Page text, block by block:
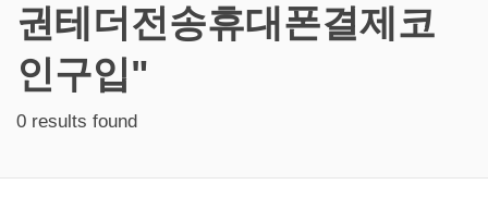
권테더전송휴대폰결제코
인구입"
0 results found